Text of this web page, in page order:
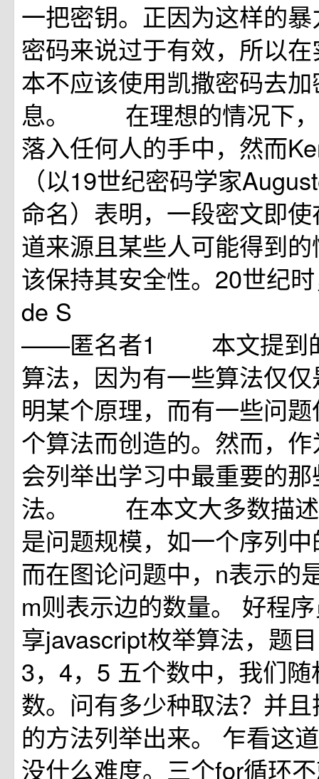
一把密钥。正因为这样的
密码来说过于有效，所以
本不应该使用凯撒密码去
息。 在理想的情况下，
落入任何人的手中，然而
（以19世纪密码学家
命名）表明，一段密文即
道来源且某些人可能得到
该保持其安全性。20世纪
de S
——匿名者1 本文提到的
算法，因为有一些算法仅
明某个原理，而有一些问
个算法而创造的。然而，
会列举出学习中最重要的
法。 在本文大多数描述
是问题规模，如一个序列
而在图论问题中，n表示的
m则表示边的数量。 好程
享javascript枚举算法，题
3，4，5 五个数中，我们
数。问有多少种取法？并
的方法列举出来。 乍看这
没什么难度。三个for循环